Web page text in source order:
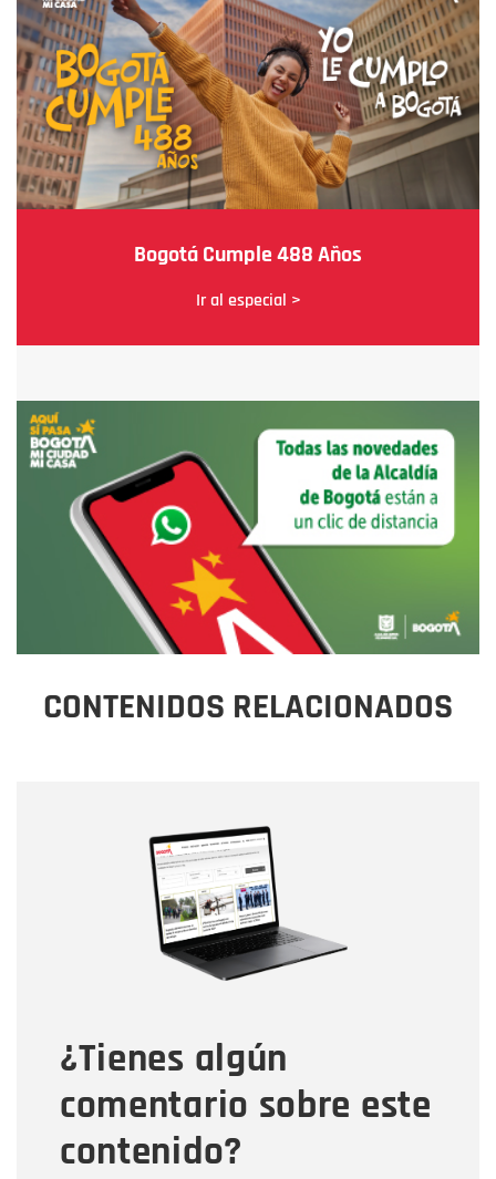
Bogotá Cumple 488 Años
Ir al especial >
CONTENIDOS RELACIONADOS
¿Tienes algún
comentario sobre este
contenido?
Correo electrónico
Tipo de comentario
Mensaje